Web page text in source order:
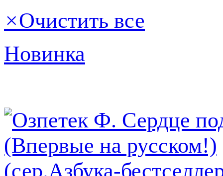
×Очистить все
Новинка